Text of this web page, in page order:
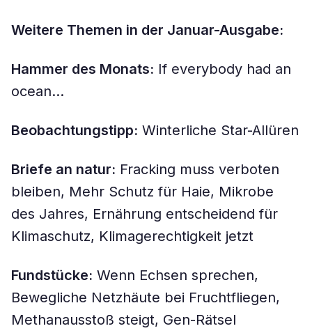
Weitere Themen in der Januar-Ausgabe:
Hammer des Monats: If everybody had an
ocean…
Beobachtungstipp: Winterliche Star-Allüren
Briefe an natur: Fracking muss verboten
bleiben, Mehr Schutz für Haie, Mikrobe
des Jahres, Ernährung entscheidend für
Klimaschutz, Klimagerechtigkeit jetzt
Fundstücke: Wenn Echsen sprechen,
Bewegliche Netzhäute bei Fruchtfliegen,
Methanausstoß steigt, Gen-Rätsel